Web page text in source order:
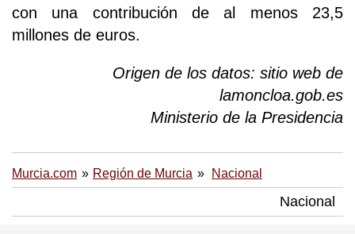
con una contribución de al menos 23,5
millones de euros.
Origen de los datos: sitio web de
lamoncloa.gob.es
Ministerio de la Presidencia
Murcia.com Región de Murcia Nacional
Nacional